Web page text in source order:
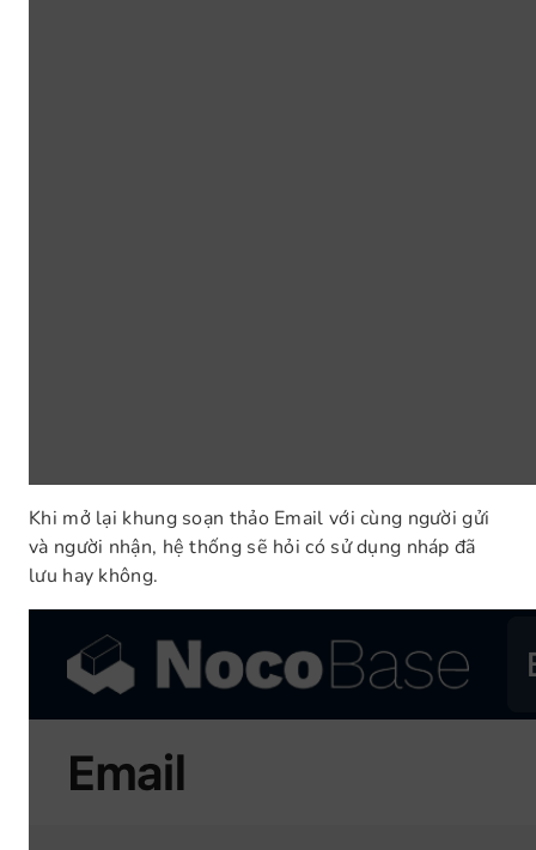
Khi mở lại khung soạn thảo Email với cùng người gửi
và người nhận, hệ thống sẽ hỏi có sử dụng nháp đã
lưu hay không.